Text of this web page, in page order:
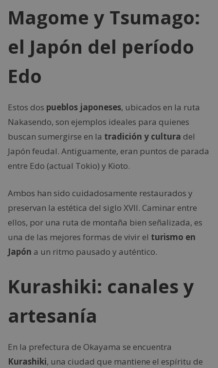
Magome y Tsumago:
el Japón del período
Edo
Estos dos pueblos japoneses, ubicados en la ruta
Nakasendo, son ejemplos ideales para quienes
buscan sumergirse en la tradición y cultura del
Japón feudal. Antiguamente, eran puntos de parada
entre Edo (actual Tokio) y Kioto.
Ambos han sido cuidadosamente restaurados y
preservan la estética del siglo XVII. Caminar entre
ellos, por una ruta de montaña bien señalizada, es
una de las mejores formas de vivir el turismo en
Japón a un ritmo pausado y auténtico.
Kurashiki: canales y
artesanía
En la prefectura de Okayama se encuentra
Kurashiki, una ciudad que mantiene el espíritu de